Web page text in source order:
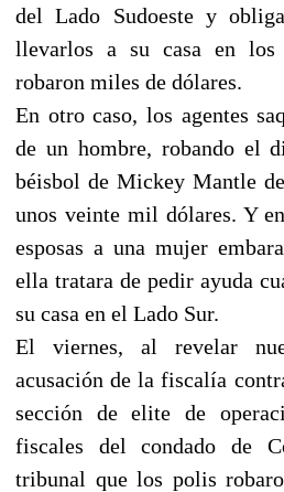
del Lado Sudoeste y
llevarlos a su casa en los
robaron miles de dólares.
En otro caso, los agentes
de un hombre, robando el
béisbol de Mickey Mantle
unos veinte mil dólares. Y
esposas a una mujer
ella tratara de pedir ayuda
su casa en el Lado Sur.
El viernes, al revelar
acusación de la fiscalía
sección de elite de
fiscales del condado de
tribunal que los polis